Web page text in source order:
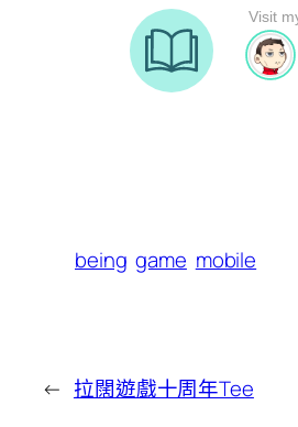
being game mobile
← 拉闊遊戲十周年Tee